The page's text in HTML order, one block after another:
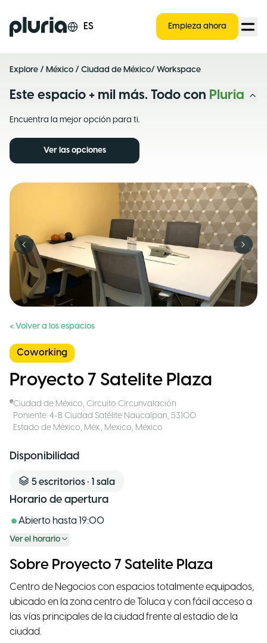
Logo Pluria ES Empieza ahora
Explore / México / Ciudad de México/ Workspace
Este espacio + mil más. Todo con Pluria
Encuentra la mejor opción para ti.
Ver las opciones
Previous slide Next
< Volver a los espacios
Coworking
Proyecto 7 Satelite Plaza
Ciudad de México, Circuito Circunvalación
Poniente. 4-B Ciudad Satélite Naucalpan, 53100
Estado de México, Méx., Mexico, México
Disponibilidad
5escritorios • 1 sala
Horario de apertura
Abierto hasta 19:00
Ver el horario
Sobre Proyecto 7 Satelite Plaza
Centro de Negocios con espacios totalmente equipados,
ubicado en la zona centro de Toluca y con fácil acceso a
las vías principales de la ciudad frente al estadio de la
ciudad.